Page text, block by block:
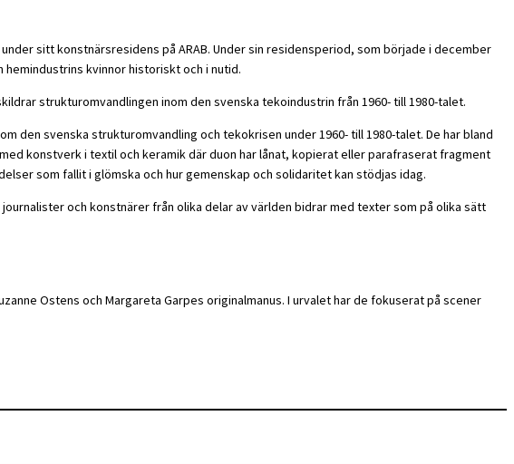
sitt konstnärsresidens på ARAB. Under sin residensperiod, som började i december
kvinnor historiskt och i nutid.
strukturomvandlingen inom den svenska tekoindustrin från 1960- till 1980-talet.
den svenska strukturomvandling och tekokrisen under 1960- till 1980-talet. De har bland
konstverk i textil och keramik där duon har lånat, kopierat eller parafraserat fragment
som fallit i glömska och hur gemenskap och solidaritet kan stödjas idag.
och konstnärer från olika delar av världen bidrar med texter som på olika sätt
Ostens och Margareta Garpes originalmanus. I urvalet har de fokuserat på scener